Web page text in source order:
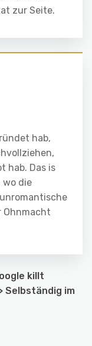
zur Seite.
hab,
hab. Das is
wo die
Ohnmacht
killt
Selbständig im